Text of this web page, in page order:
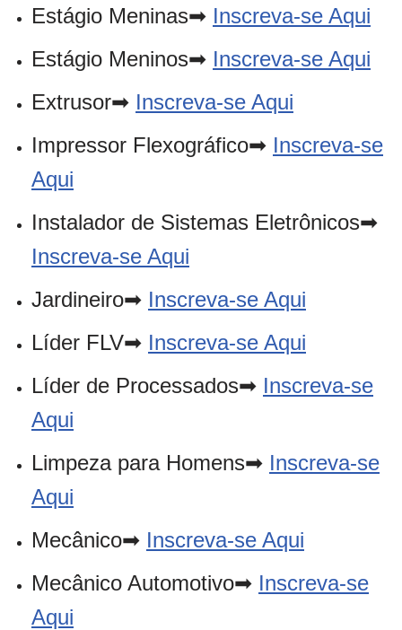
Estágio Meninas➡ Inscreva-se Aqui
Estágio Meninos➡ Inscreva-se Aqui
Extrusor➡ Inscreva-se Aqui
Impressor Flexográfico➡ Inscreva-se
Aqui
Instalador de Sistemas Eletrônicos➡
Inscreva-se Aqui
Jardineiro➡ Inscreva-se Aqui
Líder FLV➡ Inscreva-se Aqui
Líder de Processados➡ Inscreva-se
Aqui
Limpeza para Homens➡ Inscreva-se
Aqui
Mecânico➡ Inscreva-se Aqui
Mecânico Automotivo➡ Inscreva-se
Aqui